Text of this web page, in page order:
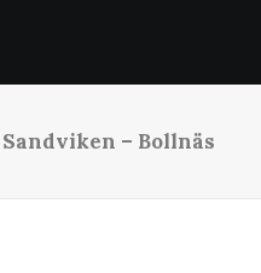
Sandviken – Bollnäs